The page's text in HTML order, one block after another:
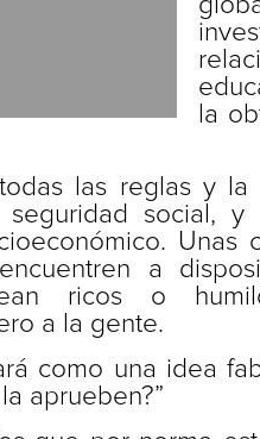
la
las reglas y
seguridad social,
Unas
a
ricos o
a la gente.
como una idea
aprueben?”